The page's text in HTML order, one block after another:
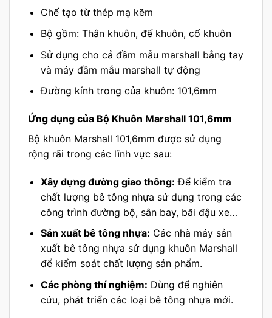
Chế tạo từ thép mạ kẽm
Bộ gồm: Thân khuôn, đế khuôn, cổ khuôn
Sử dụng cho cả đầm mẫu marshall bằng tay
và máy đầm mẫu marshall tự động
Đường kính trong của khuôn: 101,6mm
Ứng dụng của Bộ Khuôn Marshall 101,6mm
Bộ khuôn Marshall 101,6mm được sử dụng
rộng rãi trong các lĩnh vực sau:
Xây dựng đường giao thông: Để kiểm tra
chất lượng bê tông nhựa sử dụng trong các
công trình đường bộ, sân bay, bãi đậu xe…
Sản xuất bê tông nhựa: Các nhà máy sản
xuất bê tông nhựa sử dụng khuôn Marshall
để kiểm soát chất lượng sản phẩm.
Các phòng thí nghiệm: Dùng để nghiên
cứu, phát triển các loại bê tông nhựa mới.